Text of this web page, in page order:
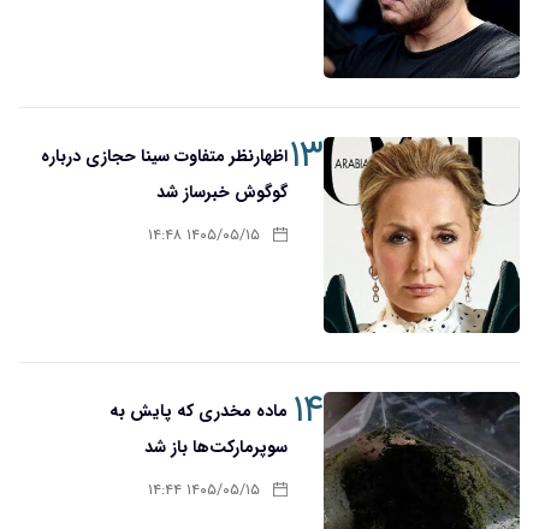
۱۳ اظهارنظر متفاوت سینا حجازی درباره
گوگوش خبرساز شد
۱۴۰۵/۰۵/۱۵ ۱۴:۴۸
۱۴
ماده مخدری که پایش به
سوپرمارکت‌ها باز شد
۱۴۰۵/۰۵/۱۵ ۱۴:۴۴